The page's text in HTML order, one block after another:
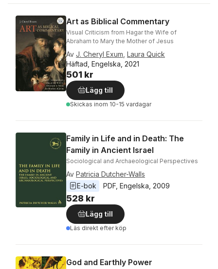
Art as Biblical Commentary
Visual Criticism from Hagar the Wife of
Abraham to Mary the Mother of Jesus
Av J. Cheryl Exum Laura Quick
Häftad, Engelska, 2021
501 kr
Lägg till
Skickas inom 10-15 vardagar
Family in Life and in Death: The
Family in Ancient Israel
Sociological and Archaeological Perspectives
Av Patricia Dutcher-Walls
E-bok
PDF Engelska 2009
528 kr
Lägg till
Läs direkt efter köp
God and Earthly Power